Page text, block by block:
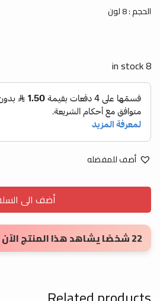
الحجم : 8 لون
8 in stock
أضف للمفضله
أضف الى
22 شخصًا يشاهد هذا المنتج الآن